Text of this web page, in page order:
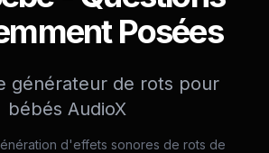
Posées
générateur de rots pour
bébés AudioX
d'effets sonores de rots de